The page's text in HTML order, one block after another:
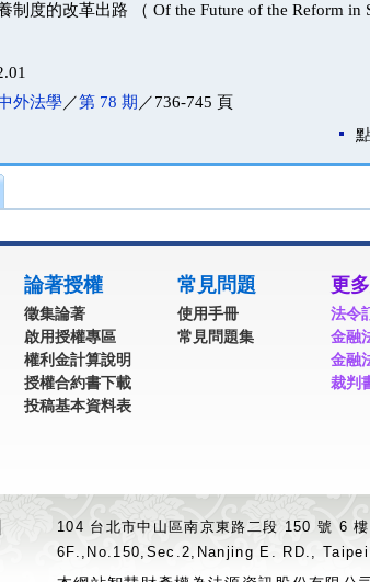
制度的改革出路 （ Of the Future of the Reform in
外法學／第 78 期 ／736-745 頁
論著授權
徵集論著
啟用授權專區
權利金計算說明
授權合約書下載
投稿基本資料表
常見問題
使用手冊
常見問題集
更
法令
金融
金融
裁判
104 台北市中山區南京東路二段 150 號 6 樓
6F.,No.150,Sec.2,Nanjing E. RD.,